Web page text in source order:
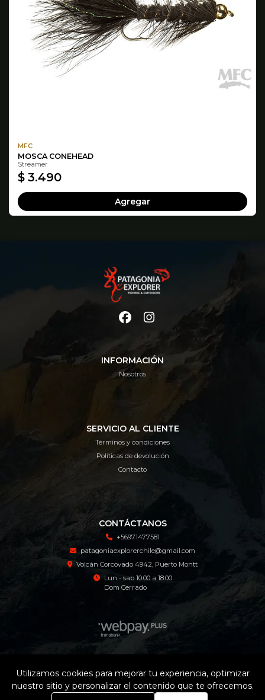
MFC
MOSCA CONEHEAD
Streamer
$ 3.490
Agregar
INFORMACIÓN
Nosotros
SERVICIO AL CLIENTE
Términos y condiciones
Políticas de devolución
Contacto
CONTÁCTANOS
+56971477581
patagoniaexplorerchile@gmail.com
Volcán Corcovado 4942, Puerto Montt
Lun - sab 10:00 a 18:00
Dom Cerrado
Patagonia Explorer Tienda Online © 2026
¿Te gusta mi tienda? Yo vendo conBsale
Utilizamos cookies para mejorar tu experiencia, optimizar
nuestro sitio y personalizar el contenido que te ofrecemos.